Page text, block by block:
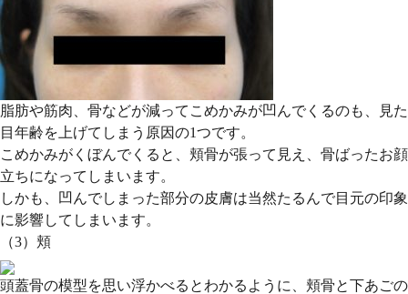
脂肪や筋肉、骨などが減ってこめかみが凹んでくるのも、見た
目年齢を上げてしまう原因の1つです。
こめかみがくぼんでくると、頬骨が張って見え、骨ばったお顔
立ちになってしまいます。
しかも、凹んでしまった部分の皮膚は当然たるんで目元の印象
に影響してしまいます。
（3）頬
頭蓋骨の模型を思い浮かべるとわかるように、頬骨と下あごの